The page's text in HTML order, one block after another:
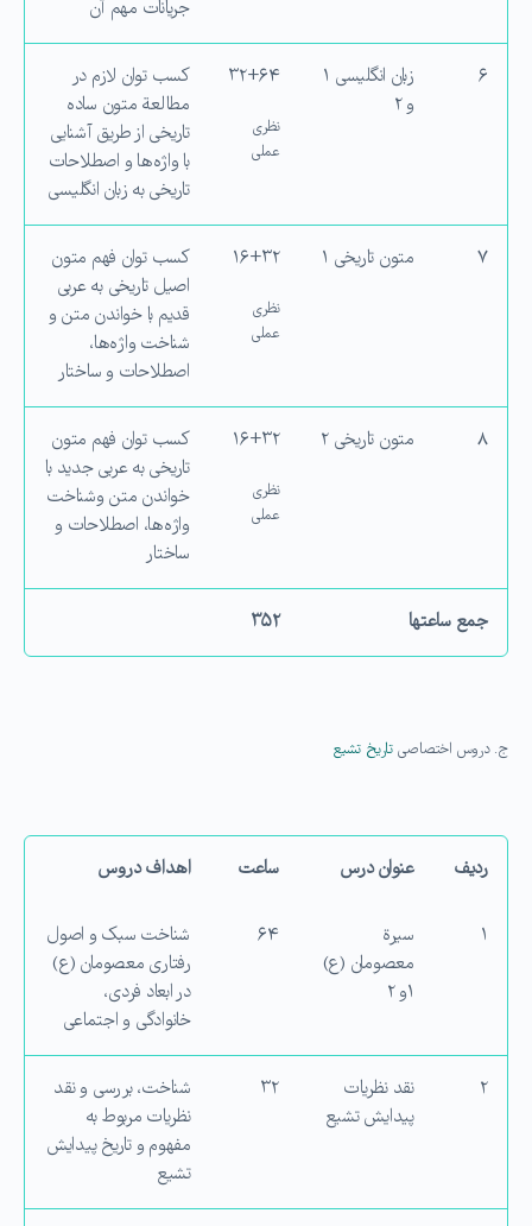
جریانات مهم آن
۶
زبان انگلیسی ۱
و ۲
۳۲+۶۴
نظری
عملی
کسب توان لازم در
مطالعة متون ساده
تاریخی از طریق آشنایی
با واژه‌ها و اصطلاحات
تاریخی به زبان انگلیسی
۷ متون تاریخی ۱ ۱۶+۳۲
نظری
عملی
کسب توان فهم متون
اصیل تاریخی به عربی
قدیم با خواندن متن و
شناخت واژه‌ها،
اصطلاحات و ساختار
۸ متون تاریخی ۲ ۱۶+۳۲
نظری
عملی
کسب توان فهم متون
تاریخی به عربی جدید با
خواندن متن وشناخت
واژه‌ها، اصطلاحات و
ساختار
جمع ساعت­ها ۳۵۲
ج. دروس اختصاصیتاریخ تشیع
ردیف عنوان درس ساعت اهداف دروس
۱
سیرة
معصومان (ع)
۱و ۲
۶۴
شناخت سبک و اصول
رفتاری معصومان (ع)
در ابعاد فردی،
خانوادگی و اجتماعی
۲
نقد نظریات
پیدایش تشیع
۳۲
شناخت، بررسی و نقد
نظریات مربوط به
مفهوم و تاریخ پیدایش
تشیع